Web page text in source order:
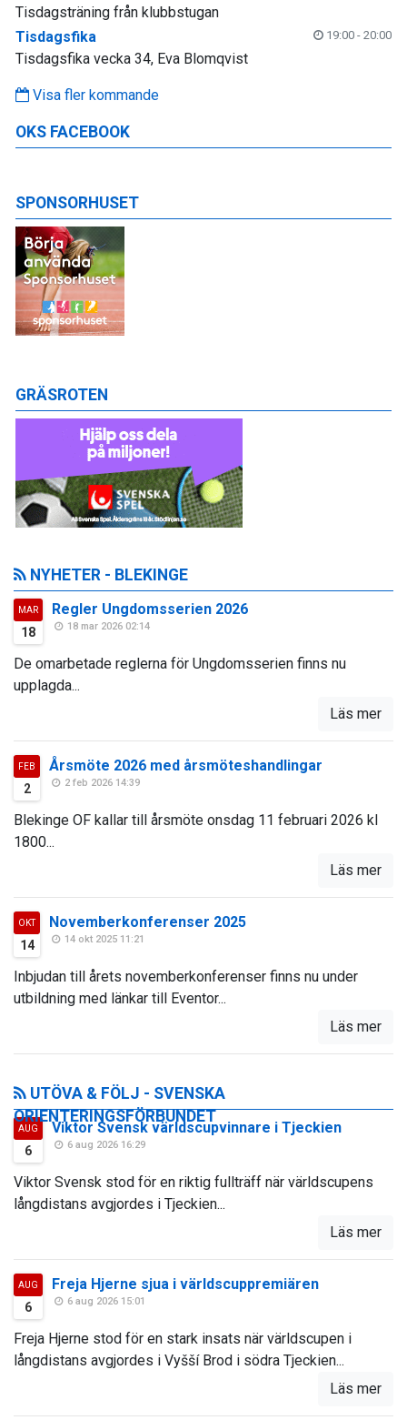
Tisdagsträning från klubbstugan
Tisdagsfika
19:00 - 20:00
Tisdagsfika vecka 34, Eva Blomqvist
Visa fler kommande
OKS FACEBOOK
SPONSORHUSET
GRÄSROTEN
NYHETER - BLEKINGE
MAR
18
Regler Ungdomsserien 2026
18 mar 2026 02:14
De omarbetade reglerna för Ungdomsserien finns nu
upplagda...
Läs mer
FEB
2
Årsmöte 2026 med årsmöteshandlingar
2 feb 2026 14:39
Blekinge OF kallar till årsmöte onsdag 11 februari 2026 kl
1800...
Läs mer
OKT
14
Novemberkonferenser 2025
14 okt 2025 11:21
Inbjudan till årets novemberkonferenser finns nu under
utbildning med länkar till Eventor...
Läs mer
UTÖVA & FÖLJ - SVENSKA
ORIENTERINGSFÖRBUNDET
AUG
6
Viktor Svensk världscupvinnare i Tjeckien
6 aug 2026 16:29
Viktor Svensk stod för en riktig fullträff när världscupens
långdistans avgjordes i Tjeckien...
Läs mer
AUG
6
Freja Hjerne sjua i världscuppremiären
6 aug 2026 15:01
Freja Hjerne stod för en stark insats när världscupen i
långdistans avgjordes i Vyšší Brod i södra Tjeckien...
Läs mer